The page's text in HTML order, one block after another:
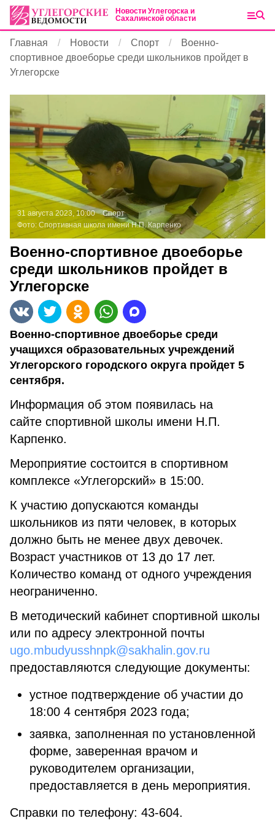
Новости Углегорска и
Сахалинской области
Главная Новости Спорт
Военно-
спортивное двоеборье среди школьников пройдет в
Углегорске
31 августа 2023, 10:00
Спорт
Фото: Спортивная школа имени Н.П. Карпенко
Военно-спортивное двоеборье
среди школьников пройдет в
Углегорске
Военно-спортивное двоеборье среди
учащихся образовательных учреждений
Углегорского городского округа пройдет 5
сентября.
Информация об этом появилась на
сайте спортивной школы имени Н.П.
Карпенко.
Мероприятие состоится в спортивном
комплексе «Углегорский» в 15:00.
К участию допускаются команды
школьников из пяти человек, в которых
должно быть не менее двух девочек.
Возраст участников от 13 до 17 лет.
Количество команд от одного учреждения
неограниченно.
В методический кабинет спортивной школы
или по адресу электронной почты
ugo.mbudyusshnpk@sakhalin.gov.ru
предоставляются следующие документы:
устное подтверждение об участии до
18:00 4 сентября 2023 года;
заявка, заполненная по установленной
форме, заверенная врачом и
руководителем организации,
предоставляется в день мероприятия.
Справки по телефону: 43-604.